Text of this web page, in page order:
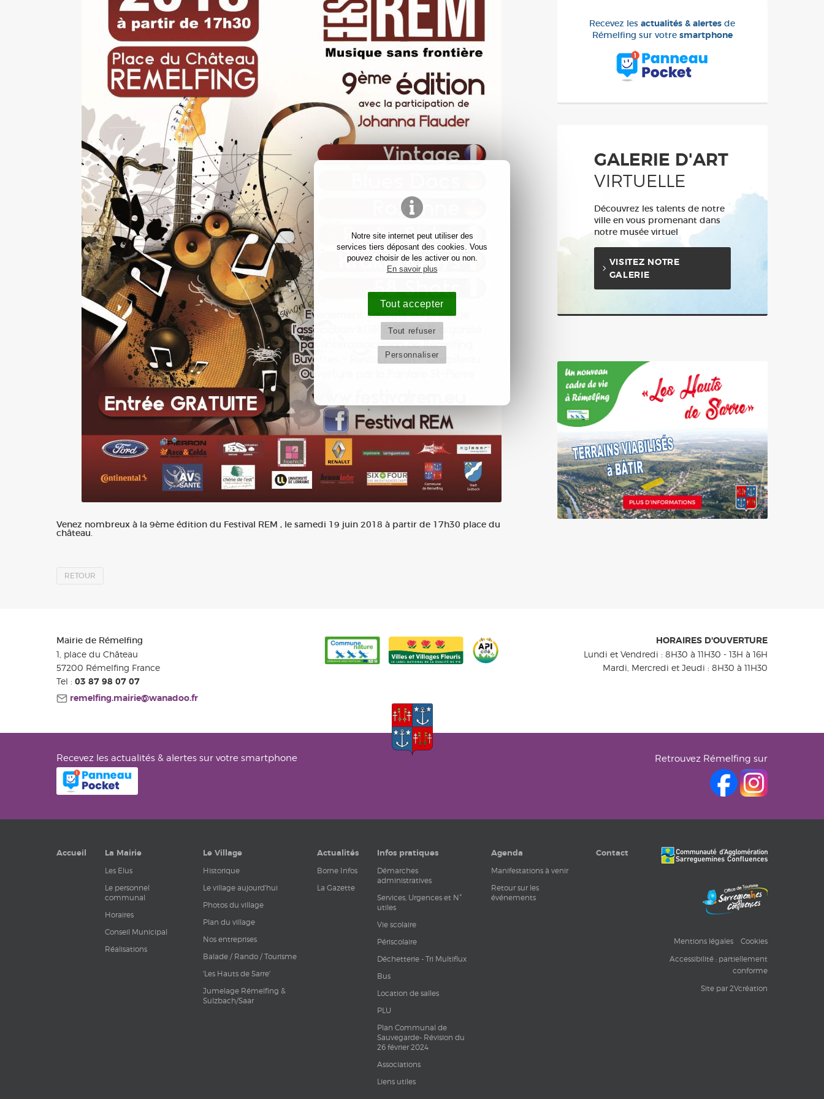
Notre site internet peut utiliser des
services tiers déposant des cookies. Vous
pouvez choisir de les activer ou non.
En savoir plus
Tout accepter
Tout refuser
Personnaliser
Venez nombreux à la 9ème édition du Festival REM , le samedi 19 juin 2018 à partir de 17h30 place du
château.
RETOUR
Recevez lesactualités & alertes de
Rémelfing sur votre smartphone
GALERIE D'ART
VIRTUELLE
Découvrez les talents de notre
ville en vous promenant dans
notre musée virtuel
VISITEZ NOTRE
GALERIE
Mairie de Rémelfing
1, place du Château
57200 Rémelfing France
Tel : 03 87 98 07 07
remelfing.mairie@wanadoo.fr
HORAIRES D'OUVERTURE
Lundi et Vendredi : 8H30 à 11H30 - 13H à 16H
Mardi, Mercredi et Jeudi : 8H30 à 11H30
Recevez les actualités & alertes sur votre smartphone Retrouvez Rémelfing sur
Accueil La Mairie
Les Elus
Le personnel
communal
Horaires
Conseil Municipal
Réalisations
Le Village
Historique
Le village aujourd'hui
Photos du village
Plan du village
Nos entreprises
Balade / Rando / Tourisme
'Les Hauts de Sarre'
Jumelage Rémelfing &
Sulzbach/Saar
Actualités
Borne Infos
La Gazette
Infos pratiques
Démarches
administratives
Services, Urgences et N°
utiles
Vie scolaire
Périscolaire
Déchetterie - Tri Multiflux
Bus
Location de salles
PLU
Plan Communal de
Sauvegarde- Révision du
26 février 2024
Associations
Liens utiles
Agenda
Manifestations à venir
Retour sur les
événements
Contact
Mentions légales
Cookies
Accessibilité : partiellement
conforme
Site par 2Vcréation